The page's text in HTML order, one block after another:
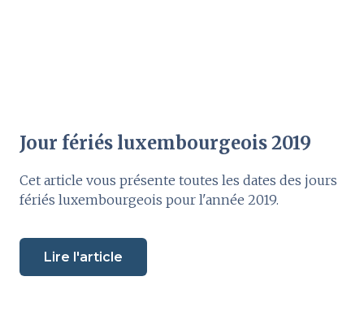
Jour fériés luxembourgeois 2019
Cet article vous présente toutes les dates des jours
fériés luxembourgeois pour l'année 2019.
Lire l'article